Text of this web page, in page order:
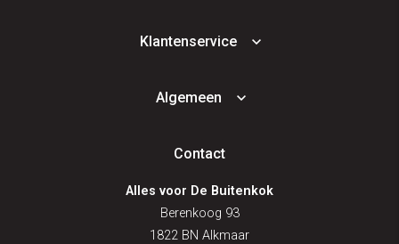
Klantenservice
Algemeen
Contact
Alles voor De Buitenkok
Berenkoog 93
1822 BN Alkmaar